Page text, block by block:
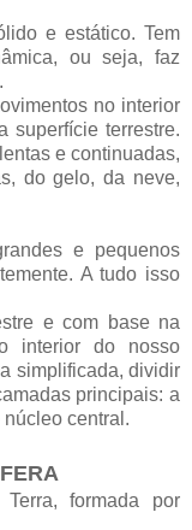
e estático. Tem
ou seja, faz
no interior
superfície terrestre.
e continuadas,
do gelo, da neve,
e pequenos
A tudo isso
e com base na
interior do nosso
simplificada, dividir
principais: a
central.
formada por